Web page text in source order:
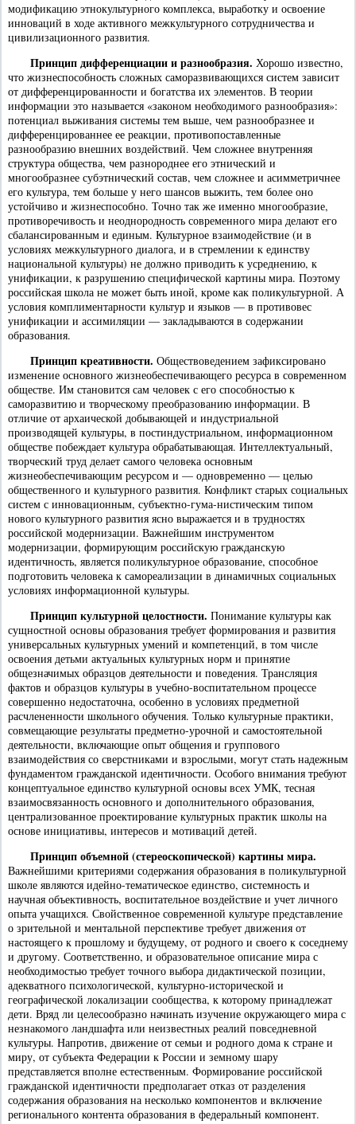
модификацию этнокультурного комплекса, выработку и освоение
инноваций в ходе активного межкультурного сотрудничества и
цивилизационного развития.
Принцип дифференциации и разнообразия. Хорошо известно,
что жизнеспособность сложных саморазвивающихся систем зависит
от дифференцированности и богатства их элементов. В теории
информации это называется «законом необходимого разнообразия»:
потенциал выживания системы тем выше, чем разнообразнее и
дифференцированнее ее реакции, противопоставленные
разнообразию внешних воздействий. Чем сложнее внутренняя
структура общества, чем разнороднее его этнический и
многообразнее субэтнический состав, чем сложнее и асимметричнее
его культура, тем больше у него шансов выжить, тем более оно
устойчиво и жизнеспособно. Точно так же именно многообразие,
противоречивость и неоднородность современного мира делают его
сбалансированным и единым. Культурное взаимодействие (и в
условиях межкультурного диалога, и в стремлении к единству
национальной культуры) не должно приводить к усреднению, к
унификации, к разрушению специфической картины мира. Поэтому
российская школа не может быть иной, кроме как поликультурной. А
условия комплиментарности культур и языков — в противовес
унификации и ассимиляции — закладываются в содержании
образования.
Принцип креативности. Обществоведением зафиксировано
изменение основного жизнеобеспечивающего ресурса в современном
обществе. Им становится сам человек с его способностью к
саморазвитию и творческому преобразованию информации. В
отличие от архаической добывающей и индустриальной
производящей культуры, в постиндустриальном, информационном
обществе побеждает культура обрабатывающая. Интеллектуальный,
творческий труд делает самого человека основным
жизнеобеспечивающим ресурсом и — одновременно — целью
общественного и культурного развития. Конфликт старых социальных
систем с инновационным, субъектно-гума-нистическим типом
нового культурного развития ясно выражается и в трудностях
российской модернизации. Важнейшим инструментом
модернизации, формирующим российскую гражданскую
идентичность, является поликультурное образование, способное
подготовить человека к самореализации в динамичных социальных
условиях информационной культуры.
Принцип культурной целостности. Понимание культуры как
сущностной основы образования требует формирования и развития
универсальных культурных умений и компетенций, в том числе
освоения детьми актуальных культурных норм и принятие
общезначимых образцов деятельности и поведения. Трансляция
фактов и образцов культуры в учебно-воспитательном процессе
совершенно недостаточна, особенно в условиях предметной
расчлененности школьного обучения. Только культурные практики,
совмещающие результаты предметно-урочной и самостоятельной
деятельности, включающие опыт общения и группового
взаимодействия со сверстниками и взрослыми, могут стать надежным
фундаментом гражданской идентичности. Особого внимания требуют
концептуальное единство культурной основы всех УМК, тесная
взаимосвязанность основного и дополнительного образования,
централизованное проектирование культурных практик школы на
основе инициативы, интересов и мотиваций детей.
Принцип объемной (стереоскопической) картины мира.
Важнейшими критериями содержания образования в поликультурной
школе являются идейно-тематическое единство, системность и
научная объективность, воспитательное воздействие и учет личного
опыта учащихся. Свойственное современной культуре представление
о зрительной и ментальной перспективе требует движения от
настоящего к прошлому и будущему, от родного и своего к соседнему
и другому. Соответственно, и образовательное описание мира с
необходимостью требует точного выбора дидактической позиции,
адекватного психологической, культурно-исторической и
географической локализации сообщества, к которому принадлежат
дети. Вряд ли целесообразно начинать изучение окружающего мира с
незнакомого ландшафта или неизвестных реалий повседневной
культуры. Напротив, движение от семьи и родного дома к стране и
миру, от субъекта Федерации к России и земному шару
представляется вполне естественным. Формирование российской
гражданской идентичности предполагает отказ от разделения
содержания образования на несколько компонентов и включение
регионального контента образования в федеральный компонент.